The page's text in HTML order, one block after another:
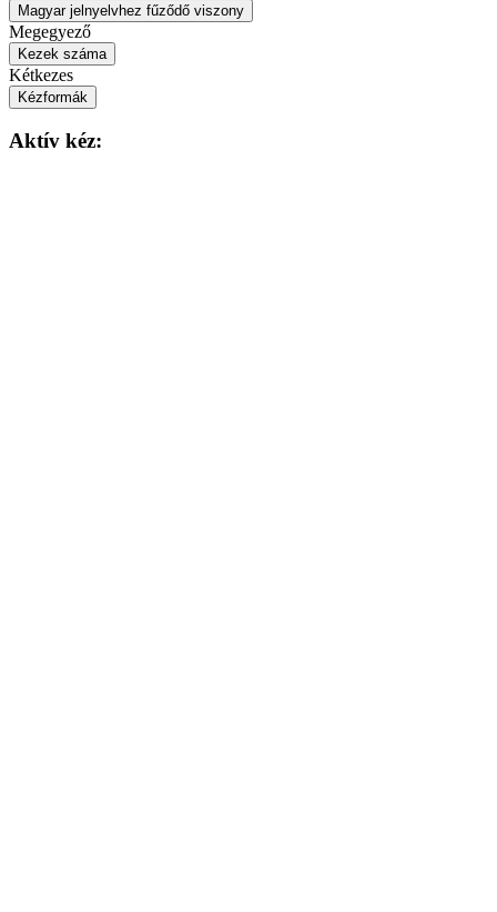
Magyar jelnyelvhez fűződő viszony
Megegyező
Kezek száma
Kétkezes
Kézformák
Aktív kéz: